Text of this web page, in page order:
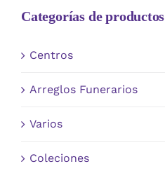
Categorías de productos
Centros
Arreglos Funerarios
Varios
Coleciones